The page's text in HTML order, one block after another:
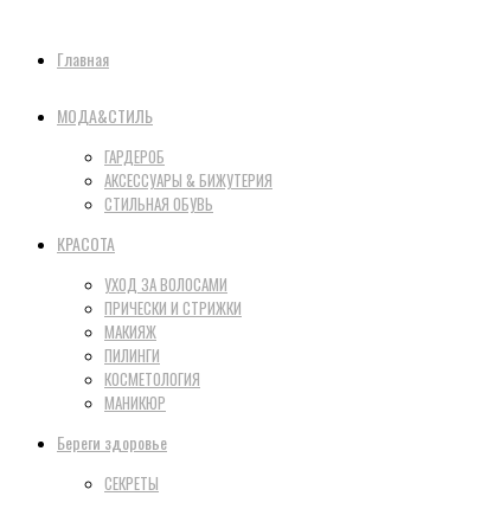
Главная
МОДА&СТИЛЬ
ГАРДЕРОБ
АКСЕССУАРЫ & БИЖУТЕРИЯ
СТИЛЬНАЯ ОБУВЬ
КРАСОТА
УХОД ЗА ВОЛОСАМИ
ПРИЧЕСКИ И СТРИЖКИ
МАКИЯЖ
ПИЛИНГИ
КОСМЕТОЛОГИЯ
МАНИКЮР
Береги здоровье
СЕКРЕТЫ